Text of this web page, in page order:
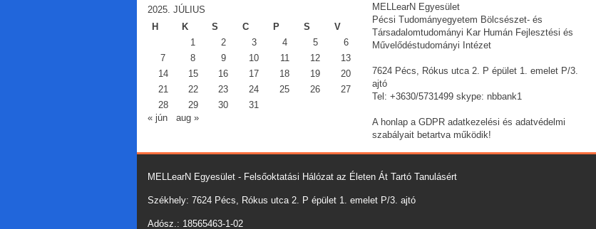
2025. JÚLIUS
H
K S C P S
V
1
2 3 4 5
6
7
8 9 10 11 12
13
14
15 16 17 18 19
20
21
22 23 24 25 26
27
28
29 30
31
« jún
aug »
MELLearN Egyesület
Pécsi Tudományegyetem Bölcsészet- és
Társadalomtudományi Kar Humán Fejlesztési és
Művelődéstudományi Intézet
7624 Pécs, Rókus utca 2. P épület 1. emelet P/3.
ajtó
Tel: +3630/5731499 skype: nbbank1
A honlap a GDPR adatkezelési és adatvédelmi
szabályait betartva működik!
MELLearN Egyesület - Felsőoktatási Hálózat az Életen Át Tartó Tanulásért
Székhely: 7624 Pécs, Rókus utca 2. P épület 1. emelet P/3. ajtó
Adósz.: 18565463-1-02